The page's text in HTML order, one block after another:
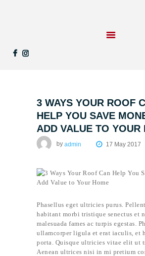
KONTAKT
UNTERNEHMEN
3 WAYS YOUR ROOF
HELP YOU SAVE
ADD VALUE TO YOUR
byadmin 17 May 2017
Phasellus eget ultricies purus.
habitant morbi tristique senectus et
malesuada fames ac turpis egestas.
ullamcorper ligula et erat iaculis, et
porta. Quisque ultricies vitae elit ut
Aenean ultrices nisi in mi pretium